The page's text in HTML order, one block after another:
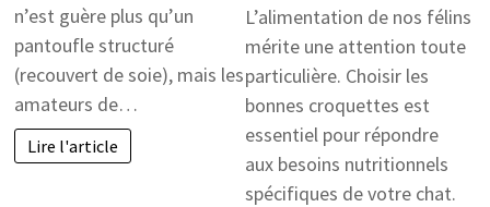
n’est guère plus qu’un
pantoufle structuré
(recouvert de soie), mais les
amateurs de…
Lire l'article
L’alimentation de nos félins
mérite une attention toute
particulière. Choisir les
bonnes croquettes est
essentiel pour répondre
aux besoins nutritionnels
spécifiques de votre chat.